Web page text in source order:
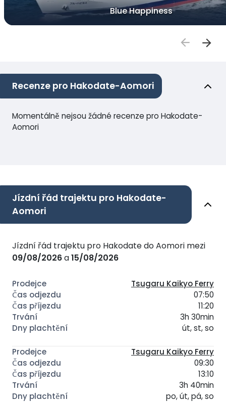
Blue Happiness
Recenze pro Hakodate-Aomori
Momentálně nejsou žádné recenze pro Hakodate-
Aomori
Jízdní řád trajektu pro Hakodate-
Aomori
Jízdní řád trajektu pro Hakodate do Aomori mezi
09/08/2026a15/08/2026
Tsugaru Kaikyo Ferry
07:50
11:20
3h 30min
út, st, so
Tsugaru Kaikyo Ferry
09:30
13:10
3h 40min
po, út, pá, so